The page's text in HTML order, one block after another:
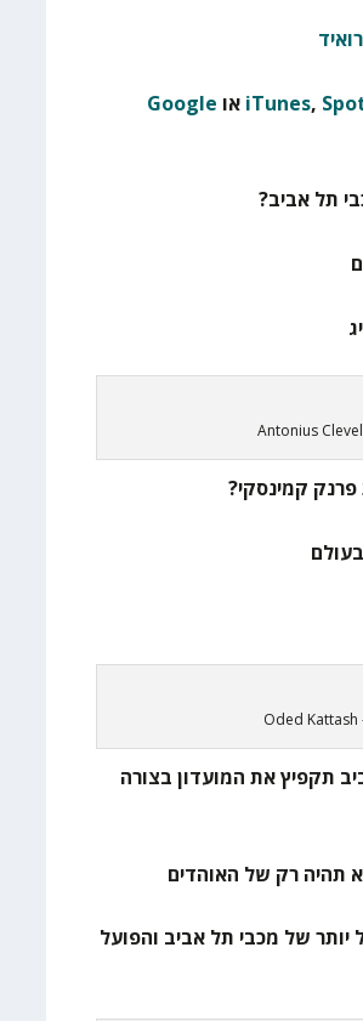
iTunes, או Google
תל אביב?
Antonius
קמינסקי?
Oded Kattash
תקפיץ את המועדון בצורה
יותר של מכבי תל אביב והפועל